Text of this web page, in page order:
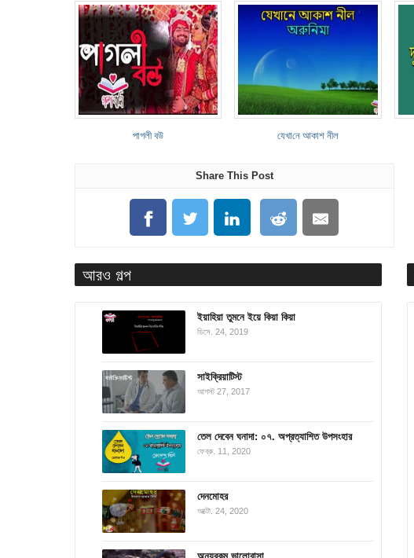
পাগলী বউ যেখা‌নে আকাশ নীল
Share This Post
আরও গল্প
ইয়াহিয়া তুমনে ইয়ে কিয়া কিয়া
ডিসে. 24, 2019
সাইক্রিয়াটিস্ট
আগস্ট 27, 2017
তেল দেবেন ঘনাদা: ০৭. অপ্রত্যাশিত উপসংহার
ফেব্রু. 11, 2020
দেনমোহর
অক্টো. 24, 2020